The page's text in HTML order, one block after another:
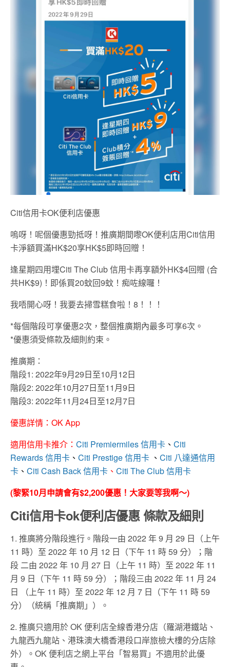
Citi信用卡OK便利店優惠
嗚呀！呢個優惠勁抵呀！推廣期間嚟OK便利店用Citi信用
卡淨額買滿HK$20享HK$5即時回贈！
逢星期四用埋Citi The Club 信用卡再享額外HK$4回贈 (合
共HK$9)！即係買20蚊回9蚊！痴咗線囉！
我唔開心呀！我要去掃雪糕食啦！8！！！
*每個階段可享優惠2次，整個推廣期內最多可享6次。
*優惠須受條款及細則約束。
推廣期：
階段1: 2022年9月29日至10月12日
階段2: 2022年10月27日至11月9日
階段3: 2022年11月24日至12月7日
優惠詳情：OK App
適用信用卡推介： Citi Premiermiles 信用卡 、 Citi
Rewards 信用卡 、 Citi Prestige 信用卡 、 Citi 八達通信用
卡 、 Citi Cash Back 信用卡 、 Citi The Club 信用卡
(黎緊10月申請會有$2,200優惠！大家要等我啊～)
Citi信用卡ok便利店優惠 條款及細則
1. 推廣將分階段進行。階段一由 2022 年 9 月 29 日（上午
11 時）至 2022 年 10 月 12 日（下午 11 時 59 分）；階
段 二由 2022 年 10 月 27 日（上午 11 時）至 2022 年 11
月 9 日（下午 11 時 59 分）；階段三由 2022 年 11 月 24
日 （上午 11 時）至 2022 年 12 月 7 日（下午 11 時 59
分）（統稱「推廣期」）。
2. 推廣只適用於 OK 便利店全線香港分店（羅湖港鐵站、
九龍西九龍站、港珠澳大橋香港段口岸旅檢大樓的分店除
外）。OK 便利店之網上平台「智易買」不適用於此優